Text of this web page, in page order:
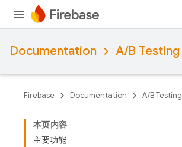
Documentation A/B Testing
Firebase Documentation A/B Testing
本页内容
主要功能